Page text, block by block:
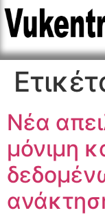
Νέα
μόνιμη